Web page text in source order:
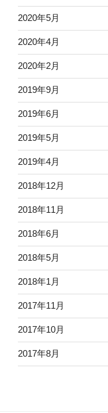
2020年5月
2020年4月
2020年2月
2019年9月
2019年6月
2019年5月
2019年4月
2018年12月
2018年11月
2018年6月
2018年5月
2018年1月
2017年11月
2017年10月
2017年8月